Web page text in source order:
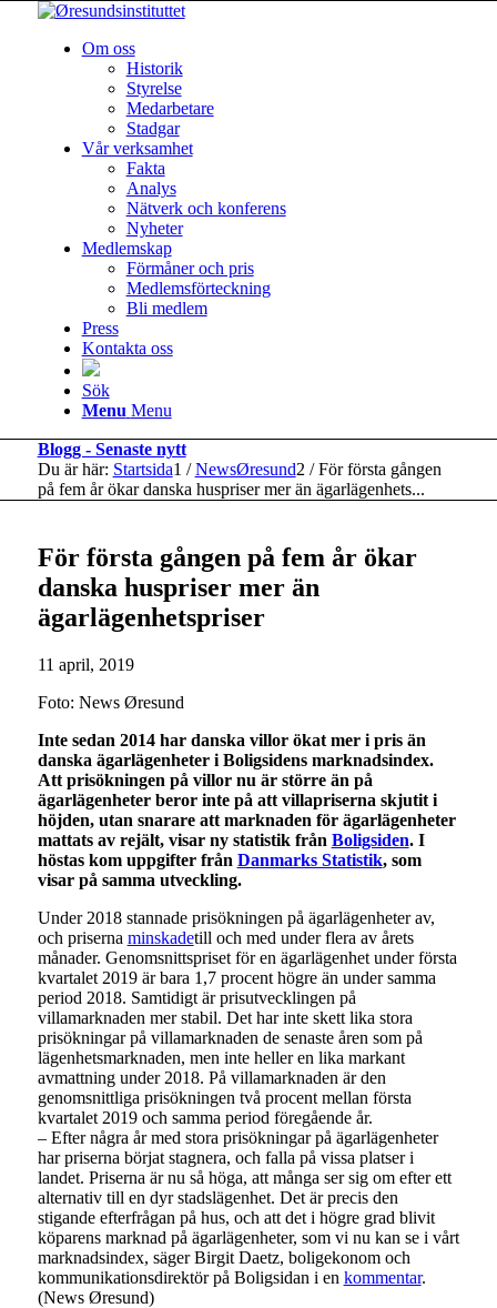
Om oss
Historik
Styrelse
Medarbetare
Stadgar
Vår verksamhet
Fakta
Analys
Nätverk och konferens
Nyheter
Medlemskap
Förmåner och pris
Medlemsförteckning
Bli medlem
Press
Kontakta oss
Sök
Menu Menu
Blogg - Senaste nytt
Du är här: Startsida1 / NewsØresund2 / För första gången
på fem år ökar danska huspriser mer än ägarlägenhets...
För första gången på fem år ökar
danska huspriser mer än
ägarlägenhetspriser
11 april, 2019
Foto: News Øresund
Inte sedan 2014 har danska villor ökat mer i pris än
danska ägarlägenheter i Boligsidens marknadsindex.
Att prisökningen på villor nu är större än på
ägarlägenheter beror inte på att villapriserna skjutit i
höjden, utan snarare att marknaden för ägarlägenheter
mattats av rejält, visar ny statistik från Boligsiden. I
höstas kom uppgifter från Danmarks Statistik, som
visar på samma utveckling.
Under 2018 stannade prisökningen på ägarlägenheter av,
och priserna minskadetill och med under flera av årets
månader. Genomsnittspriset för en ägarlägenhet under första
kvartalet 2019 är bara 1,7 procent högre än under samma
period 2018. Samtidigt är prisutvecklingen på
villamarknaden mer stabil. Det har inte skett lika stora
prisökningar på villamarknaden de senaste åren som på
lägenhetsmarknaden, men inte heller en lika markant
avmattning under 2018. På villamarknaden är den
genomsnittliga prisökningen två procent mellan första
kvartalet 2019 och samma period föregående år.
– Efter några år med stora prisökningar på ägarlägenheter
har priserna börjat stagnera, och falla på vissa platser i
landet. Priserna är nu så höga, att många ser sig om efter ett
alternativ till en dyr stadslägenhet. Det är precis den
stigande efterfrågan på hus, och att det i högre grad blivit
köparens marknad på ägarlägenheter, som vi nu kan se i vårt
marknadsindex, säger Birgit Daetz, boligekonom och
kommunikationsdirektör på Boligsidan i en kommentar.
(News Øresund)